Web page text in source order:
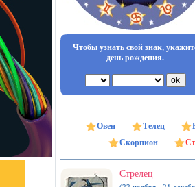
Чтобы узнать свой знак,
день рождения.
Овен Телец
Скорпион
Стрелец